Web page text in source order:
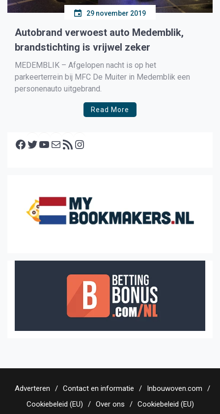
29 november 2019
Autobrand verwoest auto Medemblik,
brandstichting is vrijwel zeker
MEDEMBLIK – Afgelopen nacht is op het
parkeerterrein bij MFC De Muiter in Medemblik een
personenauto uitgebrand.
Read More
Facebook Twitter YouTube E-mail RSS feed
Adverteren Contact en informatie
Inbouwoven.com
Cookiebeleid (EU)
Over ons Cookiebeleid (EU)